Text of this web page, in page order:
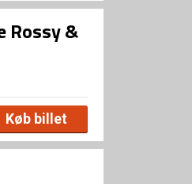
Rossy &
Køb billet